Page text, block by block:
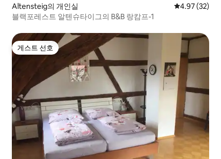
Altensteig의 개인실 평점 4.97점(5
4.97 (32)
블랙포레스트 알텐슈타이그의 B&B 랑캄프-1
게스트 선호
게스트 선호